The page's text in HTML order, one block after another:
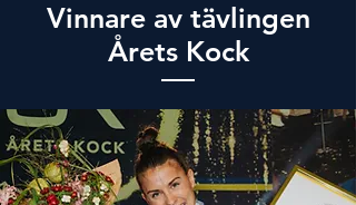
Vinnare av tävlingen
Årets Kock